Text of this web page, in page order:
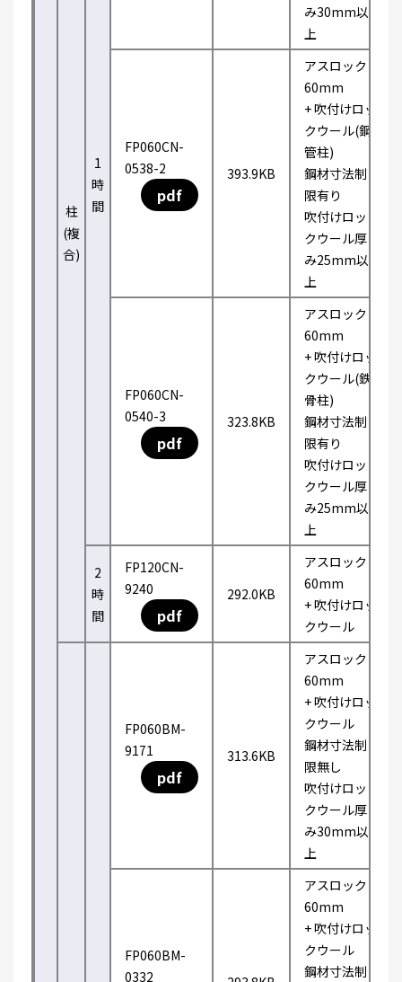
柱
(複
合)
1
時
間
み30mm以
上
FP060CN-
0538-2
pdf
393.9KB
アスロック
60mm
+ 吹付けロッ
クウール(鋼
管柱)
鋼材寸法制
限有り
吹付けロッ
クウール厚
み25mm以
上
FP060CN-
0540-3
pdf
323.8KB
アスロック
60mm
+ 吹付けロッ
クウール(鉄
骨柱)
鋼材寸法制
限有り
吹付けロッ
クウール厚
み25mm以
上
2
時
間
FP120CN-
9240
pdf
292.0KB
アスロック
60mm
+ 吹付けロッ
クウール
FP060BM-
9171
pdf
313.6KB
アスロック
60mm
+ 吹付けロッ
クウール
鋼材寸法制
限無し
吹付けロッ
クウール厚
み30mm以
上
FP060BM-
0332
アスロック
60mm
+ 吹付けロッ
クウール
鋼材寸法制